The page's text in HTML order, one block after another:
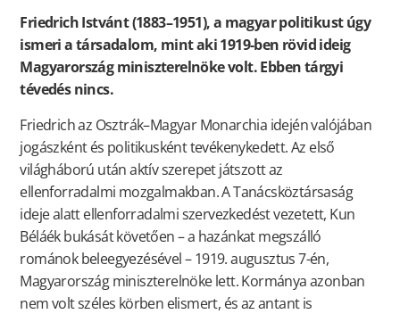
Friedrich Istvánt (1883–1951), a magyar politikust úgy
ismeri a társadalom, mint aki 1919-ben rövid ideig
Magyarország miniszterelnöke volt. Ebben tárgyi
tévedés nincs.
Friedrich az Osztrák–Magyar Monarchia idején valójában
jogászként és politikusként tevékenykedett. Az első
világháború után aktív szerepet játszott az
ellenforradalmi mozgalmakban. A Tanácsköztársaság
ideje alatt ellenforradalmi szervezkedést vezetett, Kun
Béláék bukását követően – a hazánkat megszálló
románok beleegyezésével – 1919. augusztus 7-én,
Magyarország miniszterelnöke lett. Kormánya azonban
nem volt széles körben elismert, és az antant is